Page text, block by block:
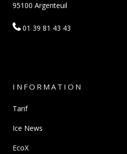
95100 Argenteuil
01 39 81 43 43
INFORMATION
Tarif
Ice News
EcoX